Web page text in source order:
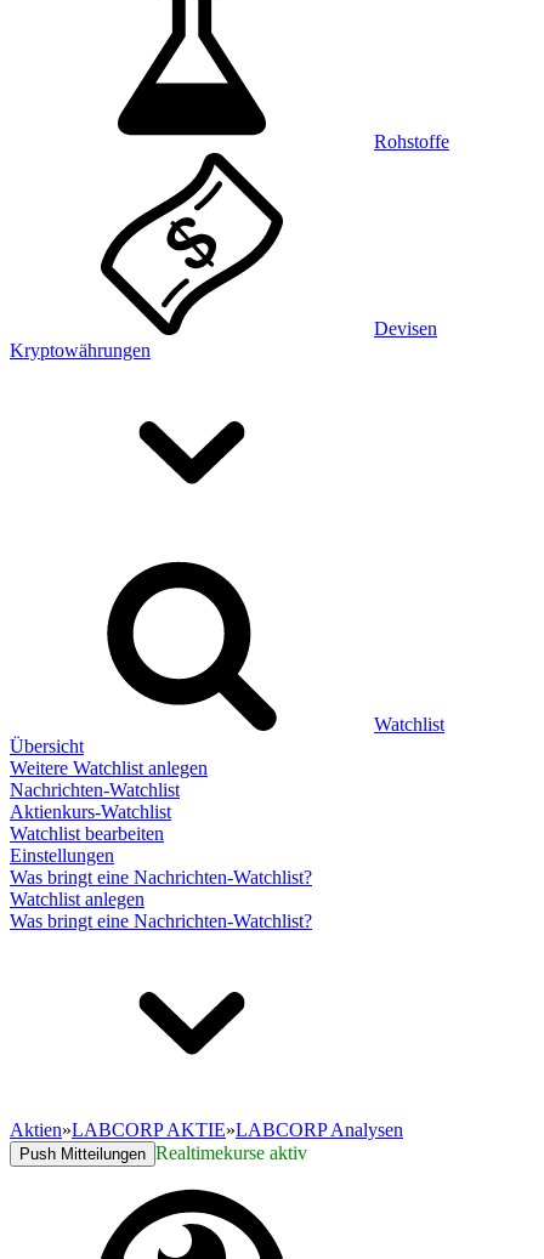
Rohstoffe
Devisen
Kryptowährungen
Watchlist
Übersicht
Weitere Watchlist anlegen
Nachrichten-Watchlist
Aktienkurs-Watchlist
Watchlist bearbeiten
Einstellungen
Was bringt eine Nachrichten-Watchlist?
Watchlist anlegen
Was bringt eine Nachrichten-Watchlist?
Aktien»LABCORP AKTIE»LABCORP Analysen
Push Mitteilungen Realtimekurse aktiv